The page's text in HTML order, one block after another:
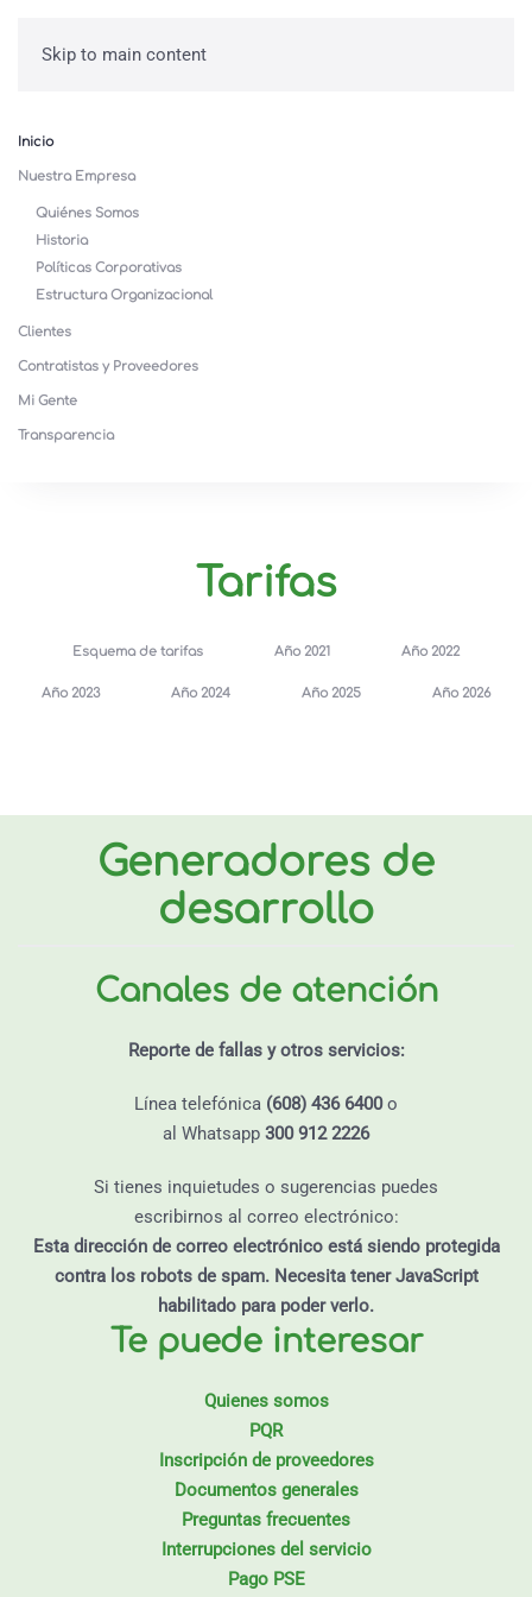
Skip to main content
Inicio
Nuestra Empresa
Quiénes Somos
Historia
Políticas Corporativas
Estructura Organizacional
Clientes
Contratistas y Proveedores
Mi Gente
Transparencia
Tarifas
Esquema de tarifas Año 2021 Año 2022
Año 2023 Año 2024 Año 2025 Año 2026
Generadores de
desarrollo
Canales de atención
Reporte de fallas y otros servicios:
Línea telefónica (608) 436 6400o
al Whatsapp 300 912 2226
Si tienes inquietudes o sugerencias puedes
escribirnos al correo electrónico:
Esta dirección de correo electrónico está siendo protegida
contra los robots de spam. Necesita tener JavaScript
habilitado para poder verlo.
Te puede interesar
Quienes somos
PQR
Inscripción de proveedores
Documentos generales
Preguntas frecuentes
Interrupciones del servicio
Pago PSE